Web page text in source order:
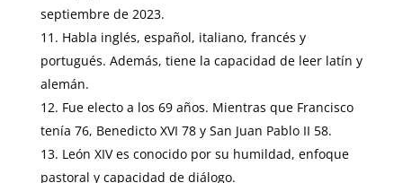
septiembre de 2023.
Habla inglés, español, italiano, francés y
portugués. Además, tiene la capacidad de leer latín y
alemán.
Fue electo a los 69 años. Mientras que Francisco
tenía 76, Benedicto XVI 78 y San Juan Pablo II 58.
León XIV es conocido por su humildad, enfoque
pastoral y capacidad de diálogo.